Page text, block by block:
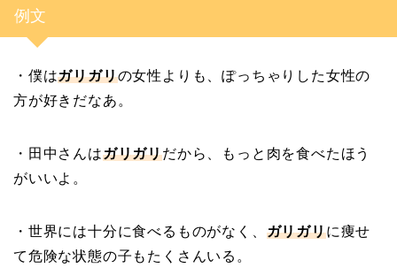
例文
・僕はガリガリの女性よりも、ぽっちゃりした女性の
方が好きだなあ。
・田中さんはガリガリだから、もっと肉を食べたほう
がいいよ。
・世界には十分に食べるものがなく、 ガリガリに痩せ
て危険な状態の子もたくさんいる。